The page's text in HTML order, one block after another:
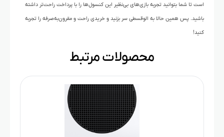
است تا شما بتوانید تجربه بازی‌های بی‌نظیر این کنسول‌ها را با پرداخت راحت‌تر داشته
باشید. پس همین حالا به الوقسطی سر بزنید و خریدی راحت و مقرون‌به‌صرفه را تجربه
کنید!
محصولات مرتبط